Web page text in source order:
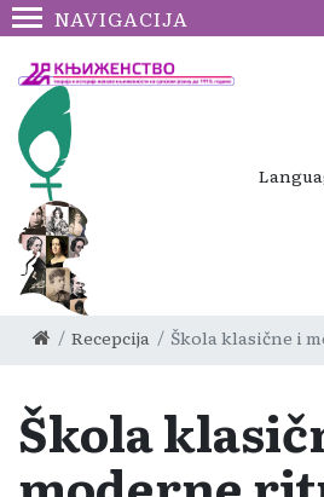
NAVIGACIJA
Recepcija Škola klasične i
Škola